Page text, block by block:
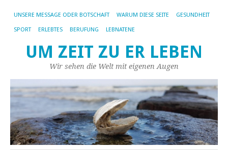
UNSERE MESSAGE ODER BOTSCHAFT WARUM DIESE SEITE GESUNDHEIT
SPORT ERLEBTES BERUFUNG LEBNATENE
UM ZEIT ZU ER LEBEN
Wir sehen die Welt mit eigenen Augen